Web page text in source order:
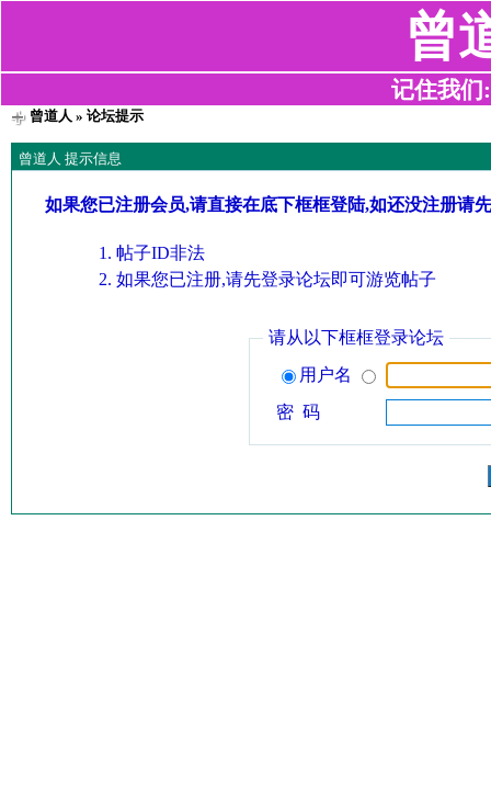
曾
记住我们
曾道人 » 论坛提示
曾道人 提示信息
如果您已注册会员,请直接在底下框框登陆,如还没注册请
帖子ID非法
如果您已注册,请先登录论坛即可游览帖子
请从以下框框登录论坛
用户名
密 码